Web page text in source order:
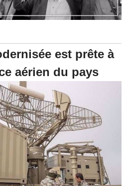
est prête à
aérien du pays